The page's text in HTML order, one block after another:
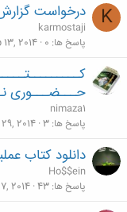
K درخواست
karmostaji
پاسخ ها 0
2014
حـــضـــوری
nimaza1
پاسخ ها 3
2014
دانلود کتاب
Ho$$ein
پاسخ ها 43
2014